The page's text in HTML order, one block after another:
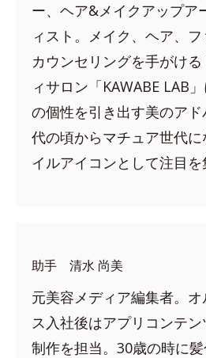
ー、ヘア&メイクアップア
ィスト。メイク、ヘア、
カウンセリングを手がけ
ィサロン「KAWABE LAB
の個性を引き出す美のア
代の頃からマチュア世代
イルアイコンとして注目を
助手 清水 尚美
元美容メディア編集者。オ
ス入社後はアプリコンテン
制作を担当。30歳の時に